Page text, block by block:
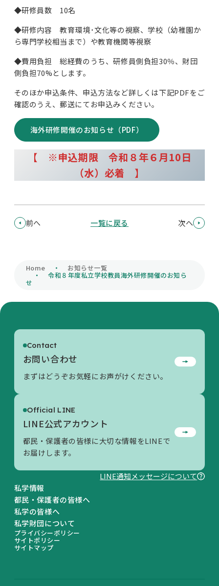
◆研修員数 10名
◆研修内容 教育環境･文化等の視察、学校（幼稚園か
ら専門学校相当まで）や教育機関等視察
◆費用負担 総経費のうち、研修員側負担30％、財団
側負担70%とします。
そのほか申込条件、申込方法など詳しくは下記PDFをご
確認のうえ、郵送にてお申込みください。
海外研修開催のお知らせ（PDF）
【 ※申込期限 令和８年６月10日
（水）必着 】
前へ 一覧に戻る 次へ
Home お知らせ一覧
令和８年度私立学校教員海外研修開催のお知ら
せ
私学情報
都民・保護者の皆様へ
私学の皆様へ
私学財団について
プライバシーポリシー
サイトポリシー
サイトマップ
Contact
お問い合わせ
まずはどうぞお気軽にお声がけください。
Official LINE
LINE公式アカウント
都民・保護者の皆様に大切な情報をLINEで
お届けします。
LINE通知メッセージについて